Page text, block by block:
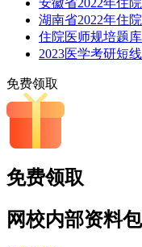
湖南省2022年住
住院医师规培题
2023医学考研短
免费领取
免费领取
网校内部资料包